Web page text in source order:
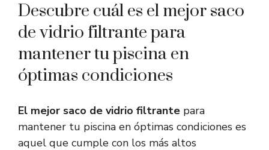
Descubre cuál es el mejor saco
de vidrio filtrante para
mantener tu piscina en
óptimas condiciones
El mejor saco de vidrio filtrante para
mantener tu piscina en óptimas condiciones es
aquel que cumple con los más altos